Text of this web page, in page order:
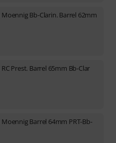
Moennig Bb-Clarin. Barrel 62mm
RC Prest. Barrel 65mm Bb-Clar
Moennig Barrel 64mm PRT-Bb-